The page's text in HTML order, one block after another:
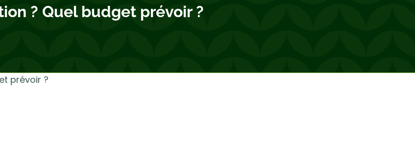
? Quel budget prévoir ?
prévoir ?